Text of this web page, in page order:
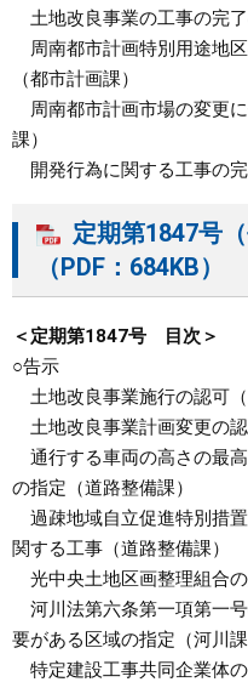
土地改良事業の工事の完了
周南都市計画特別用途地
（都市計画課）
周南都市計画市場の変更
課）
開発行為に関する工事の完
定期第1847号
（PDF：684KB）
＜定期第1847号 目次＞
○告示
土地改良事業施行の認可（
土地改良事業計画変更の認
通行する車両の高さの最
の指定（道路整備課）
過疎地域自立促進特別措
関する工事（道路整備課）
光中央土地区画整理組合の
河川法第六条第一項第一
要がある区域の指定（河川課
特定建設工事共同企業体